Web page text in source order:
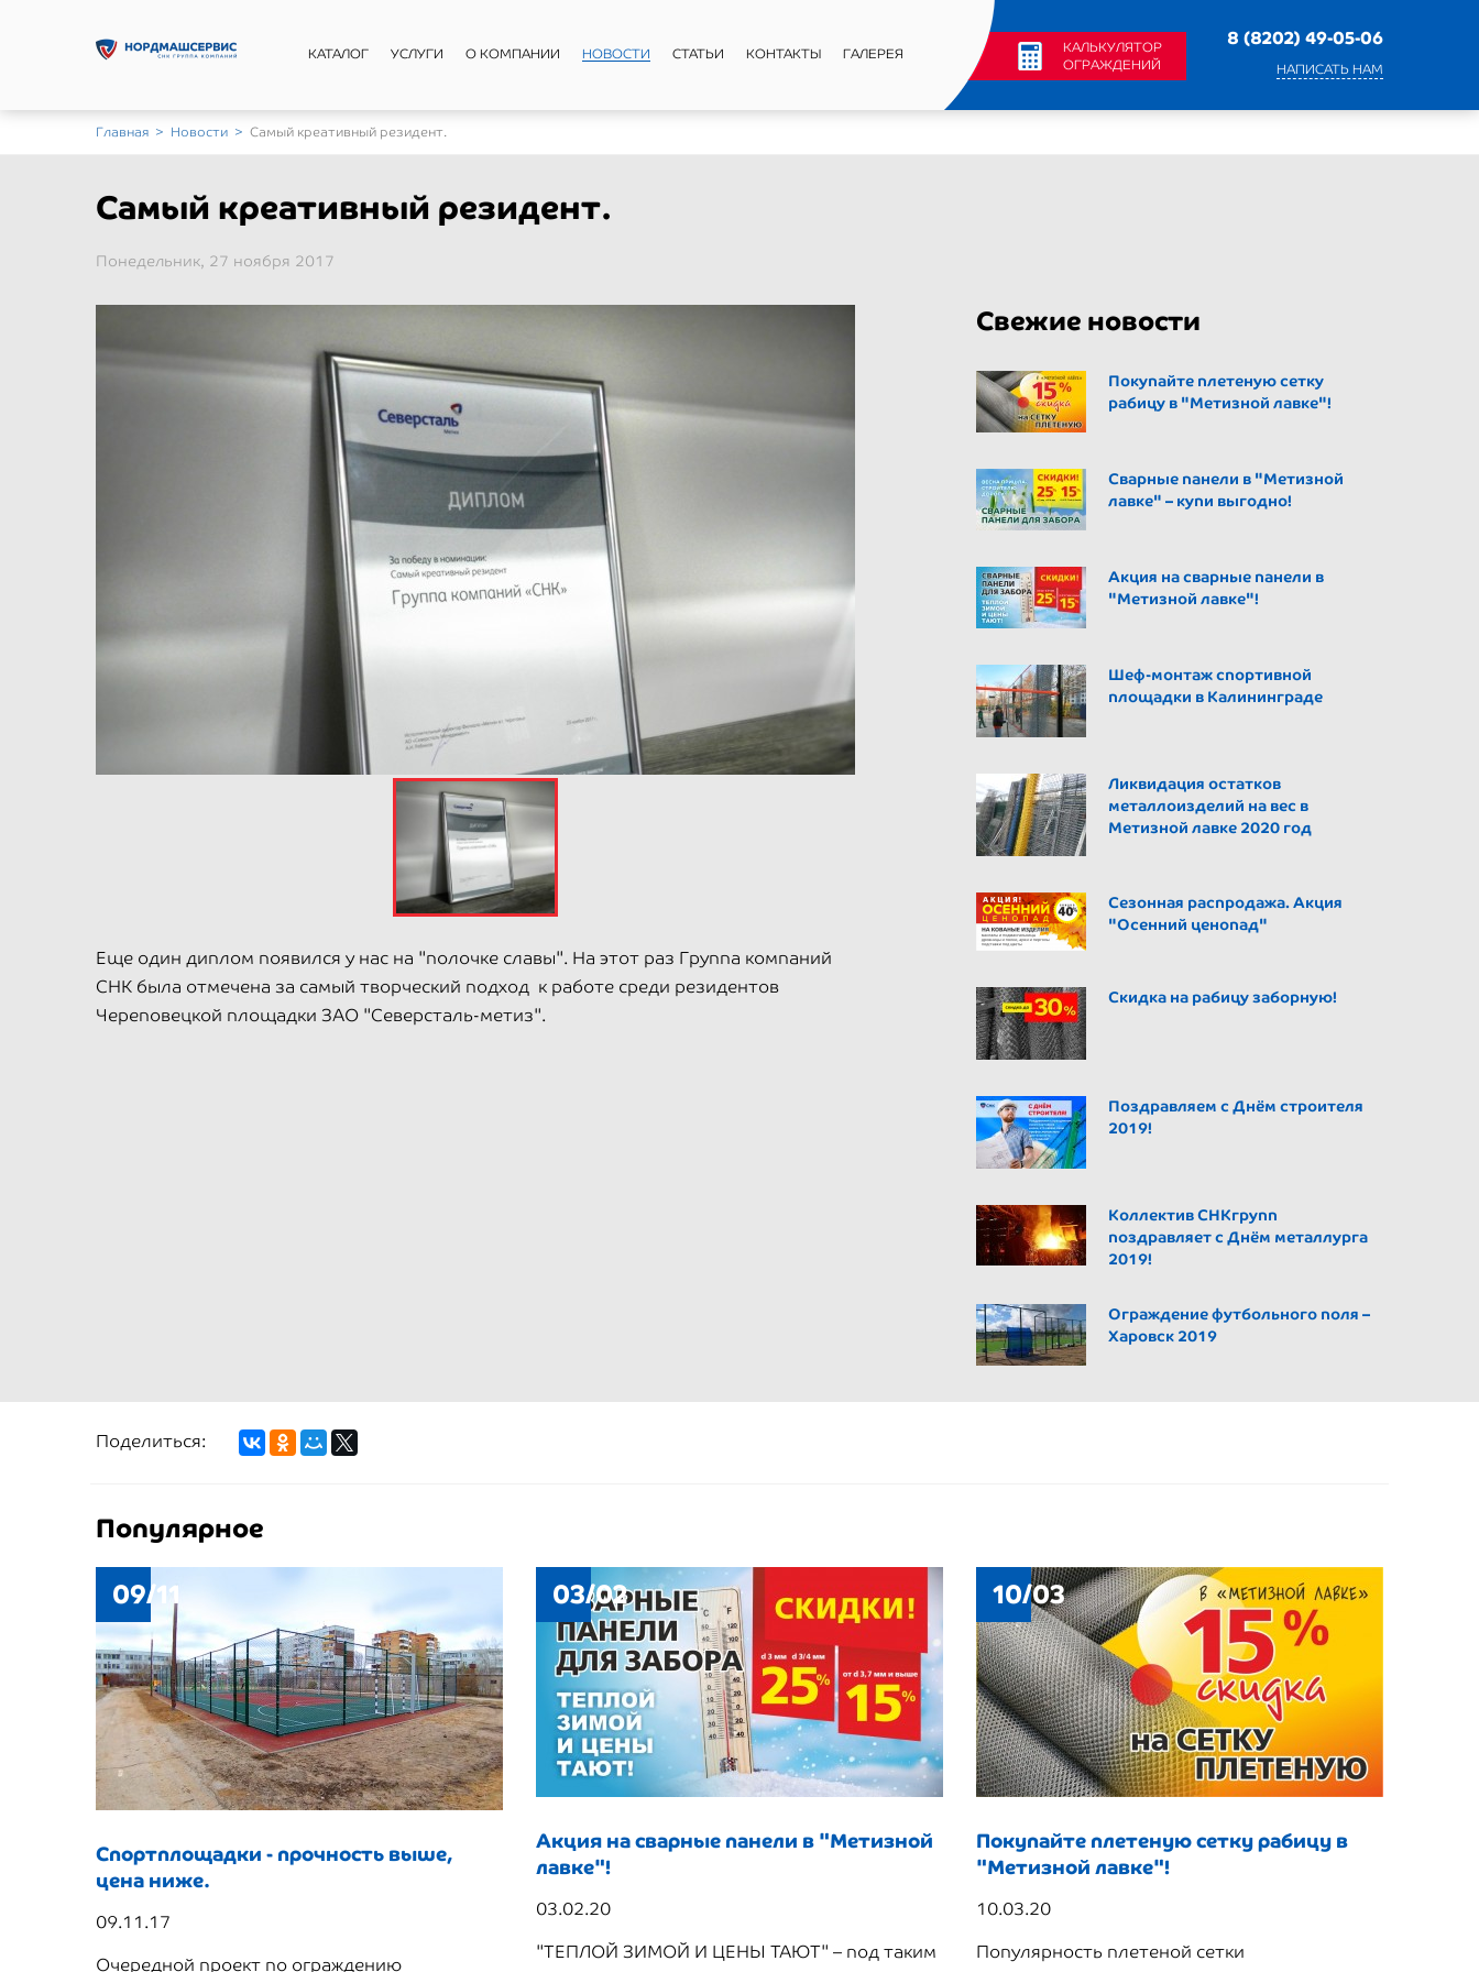
КАТАЛОГ УСЛУГИ О КОМПАНИИ НОВОСТИ СТАТЬИ КОНТАКТЫ ГАЛЕРЕЯ
КАЛЬКУЛЯТОР
ОГРАЖДЕНИЙ
8 (8202) 49-05-06
НАПИСАТЬ НАМ
Главная > Новости > Самый креативный резидент.
Самый креативный резидент.
Понедельник, 27 ноября 2017
Еще один диплом появился у нас на "полочке славы". На этот раз Группа компаний
СНК была отмечена за самый творческий подход к работе среди резидентов
Череповецкой площадки ЗАО "Северсталь-метиз".
Свежие новости
Покупайте плетеную сетку
рабицу в "Метизной лавке"!
Сварные панели в "Метизной
лавке" – купи выгодно!
Акция на сварные панели в
"Метизной лавке"!
Шеф-монтаж спортивной
площадки в Калининграде
Ликвидация остатков
металлоизделий на вес в
Метизной лавке 2020 год
Сезонная распродажа. Акция
"Осенний ценопад"
Скидка на рабицу заборную!
Поздравляем с Днём строителя
2019!
Коллектив СНКгрупп
поздравляет с Днём металлурга
2019!
Ограждение футбольного поля –
Харовск 2019
Поделиться:
Популярное
09/11
Спортплощадки - прочность выше,
цена ниже.
09.11.17
Очередной проект по ограждению
03/02
Акция на сварные панели в "Метизной
лавке"!
03.02.20
"ТЕПЛОЙ ЗИМОЙ И ЦЕНЫ ТАЮТ" – под таким
10/03
Покупайте плетеную сетку рабицу в
"Метизной лавке"!
10.03.20
Популярность плетеной сетки